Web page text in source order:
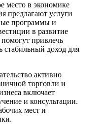
место в экономике
предлагают услуги
программы и
в развитие
привлечь
стабильный доход для
активно
торговли и
включает
и консультации.
мест и